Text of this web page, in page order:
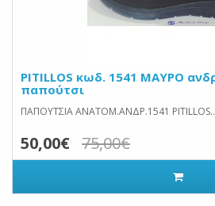
PITILLOS κωδ. 1541 ΜΑΥΡΟ
παπούτσι
ΠΑΠΟΥΤΣΙΑ ΑΝΑΤΟΜ.ΑΝΔΡ.1541 PITILLOS..
50,00€ 75,00€